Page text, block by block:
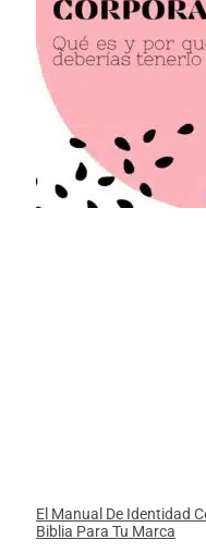
El Manual De Identidad
Biblia Para Tu Marca